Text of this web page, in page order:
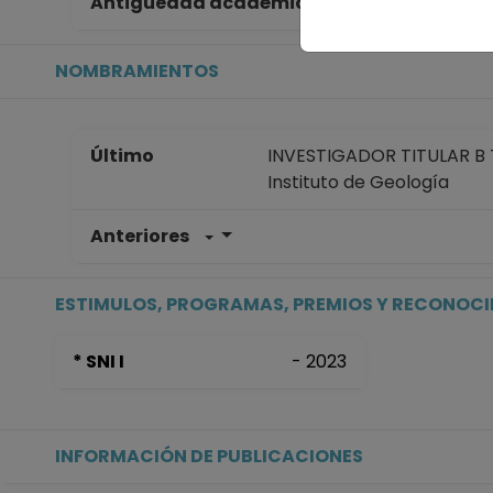
NOMBRAMIENTOS
Último
INVESTIGADOR TITULAR
Instituto de Geología
Anteriores
ESTIMULOS, PROGRAMAS, PREMIOS Y
* SNI I - 2023
INFORMACIÓN DE PUBLICACIONES